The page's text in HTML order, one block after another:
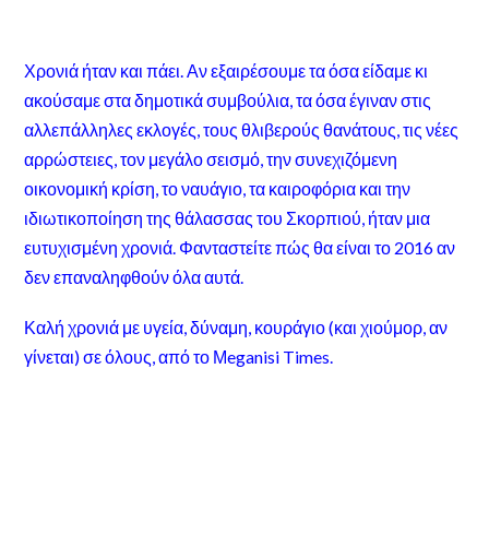
Χρονιά ήταν και πάει. Αν εξαιρέσουμε τα όσα είδαμε κι
ακούσαμε στα δημοτικά συμβούλια, τα όσα έγιναν στις
αλλεπάλληλες εκλογές, τους θλιβερούς θανάτους, τις νέες
αρρώστειες, τον μεγάλο σεισμό, την συνεχιζόμενη
οικονομική κρίση, το ναυάγιο, τα καιροφόρια και την
ιδιωτικοποίηση της θάλασσας του Σκορπιού, ήταν μια
ευτυχισμένη χρονιά. Φανταστείτε πώς θα είναι το 2016 αν
δεν επαναληφθούν όλα αυτά.
Καλή χρονιά με υγεία, δύναμη, κουράγιο (και χιούμορ, αν
γίνεται) σε όλους, από το Μeganisi Times.